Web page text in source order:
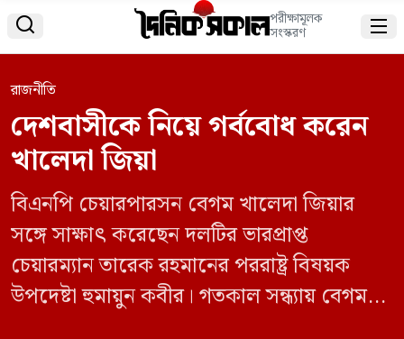
 পরীক্ষামূলক
সংস্করণ 
রাজনীতি
দেশবাসীকে নিয়ে গর্ববোধ করেন
খালেদা জিয়া
বিএনপি চেয়ারপারসন বেগম খালেদা জিয়ার
সঙ্গে সাক্ষাৎ করেছেন দলটির ভারপ্রাপ্ত
চেয়ারম্যান তারেক রহমানের পররাষ্ট্র বিষয়ক
উপদেষ্টা হুমায়ুন কবীর। গতকাল সন্ধ্যায় বেগম